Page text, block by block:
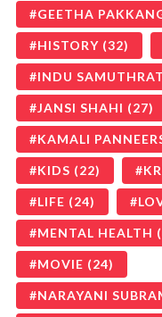
GEETHA
HISTORY (32)
INDU
JANSI SHAHI (27)
KAMALI
KIDS (22)
LIFE (24)
MENTAL HEALTH
MOVIE (24)
NARAYANI